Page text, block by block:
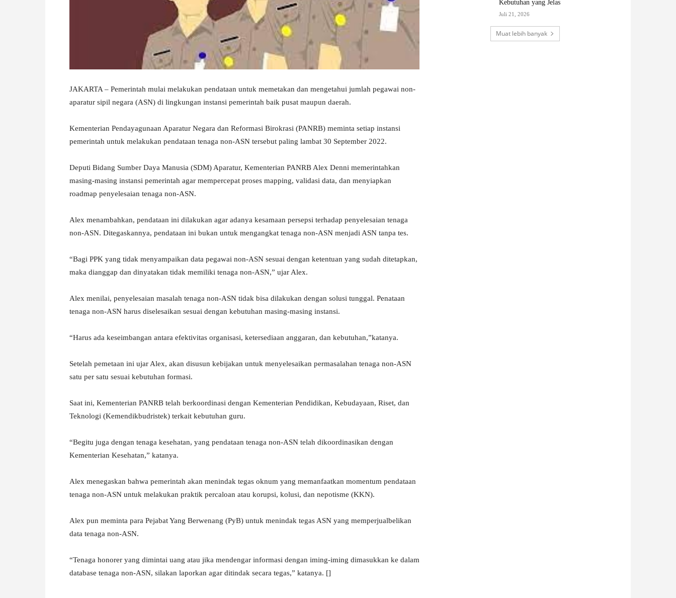
JAKARTA – Pemerintah mulai melakukan pendataan untuk memetakan dan mengetahui jumlah pegawai non-
aparatur sipil negara (ASN) di lingkungan instansi pemerintah baik pusat maupun daerah.
Kementerian Pendayagunaan Aparatur Negara dan Reformasi Birokrasi (PANRB) meminta setiap instansi
pemerintah untuk melakukan pendataan tenaga non-ASN tersebut paling lambat 30 September 2022.
Deputi Bidang Sumber Daya Manusia (SDM) Aparatur, Kementerian PANRB Alex Denni memerintahkan
masing-masing instansi pemerintah agar mempercepat proses mapping, validasi data, dan menyiapkan
roadmap penyelesaian tenaga non-ASN.
Alex menambahkan, pendataan ini dilakukan agar adanya kesamaan persepsi terhadap penyelesaian tenaga
non-ASN. Ditegaskannya, pendataan ini bukan untuk mengangkat tenaga non-ASN menjadi ASN tanpa tes.
“Bagi PPK yang tidak menyampaikan data pegawai non-ASN sesuai dengan ketentuan yang sudah ditetapkan,
maka dianggap dan dinyatakan tidak memiliki tenaga non-ASN,” ujar Alex.
Alex menilai, penyelesaian masalah tenaga non-ASN tidak bisa dilakukan dengan solusi tunggal. Penataan
tenaga non-ASN harus diselesaikan sesuai dengan kebutuhan masing-masing instansi.
“Harus ada keseimbangan antara efektivitas organisasi, ketersediaan anggaran, dan kebutuhan,”katanya.
Setelah pemetaan ini ujar Alex, akan disusun kebijakan untuk menyelesaikan permasalahan tenaga non-ASN
satu per satu sesuai kebutuhan formasi.
Saat ini, Kementerian PANRB telah berkoordinasi dengan Kementerian Pendidikan, Kebudayaan, Riset, dan
Teknologi (Kemendikbudristek) terkait kebutuhan guru.
“Begitu juga dengan tenaga kesehatan, yang pendataan tenaga non-ASN telah dikoordinasikan dengan
Kementerian Kesehatan,” katanya.
Alex menegaskan bahwa pemerintah akan menindak tegas oknum yang memanfaatkan momentum pendataan
tenaga non-ASN untuk melakukan praktik percaloan atau korupsi, kolusi, dan nepotisme (KKN).
Alex pun meminta para Pejabat Yang Berwenang (PyB) untuk menindak tegas ASN yang memperjualbelikan
data tenaga non-ASN.
“Tenaga honorer yang dimintai uang atau jika mendengar informasi dengan iming-iming dimasukkan ke dalam
database tenaga non-ASN, silakan laporkan agar ditindak secara tegas,” katanya. []
Kebutuhan yang Jelas
Juli 21, 2026
Muat lebih banyak